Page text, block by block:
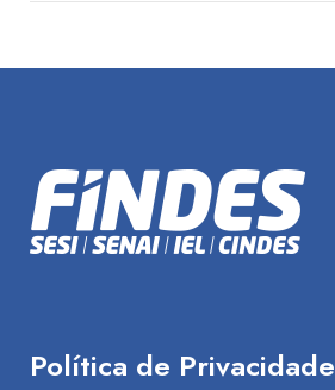
Política de Privacidade